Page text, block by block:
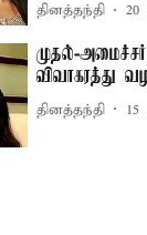
தினத்தந்தி 20
முதல்-
விவாகரத்து
தினத்தந்தி 15